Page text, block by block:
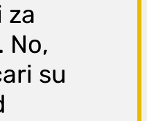
za
No,
su